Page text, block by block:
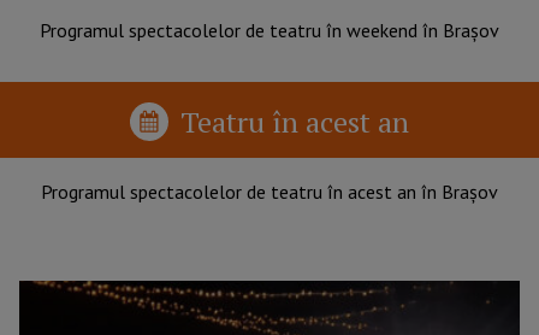
Programul spectacolelor de teatru în weekend în Brașov
Teatru în acest an
Programul spectacolelor de teatru în acest an în Brașov